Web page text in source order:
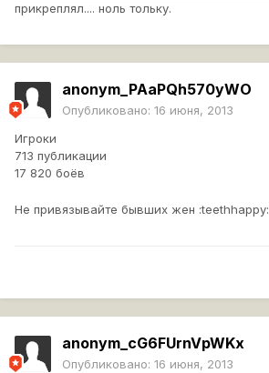
прикреплял.... ноль тольку.
anonym_PAaPQh570yWO
Опубликовано: 16 июня, 2013
Игроки
713 публикации
17 820 боёв
Не привязывайте бывших жен :teethhappy:
anonym_cG6FUrnVpWKx
Опубликовано: 16 июня, 2013